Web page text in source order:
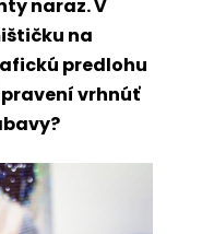
naraz. V
na
predlohu
vrhnúť